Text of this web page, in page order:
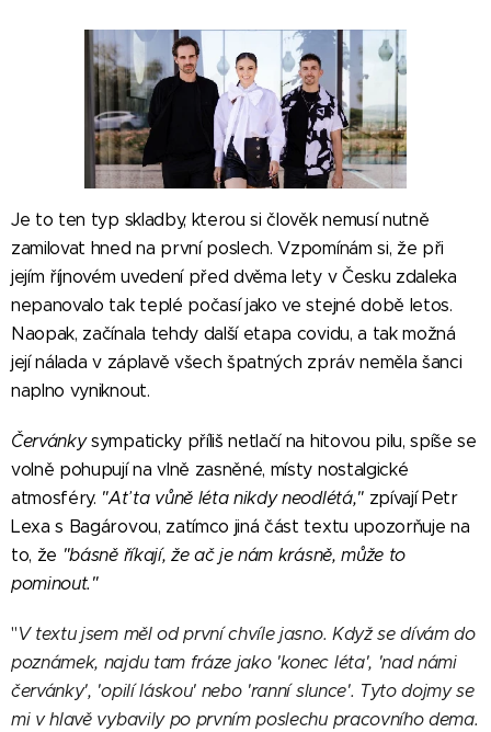
Je to ten typ skladby, kterou si člověk nemusí nutně
zamilovat hned na první poslech. Vzpomínám si, že při
jejím říjnovém uvedení před dvěma lety v Česku zdaleka
nepanovalo tak teplé počasí jako ve stejné době letos.
Naopak, začínala tehdy další etapa covidu, a tak možná
její nálada v záplavě všech špatných zpráv neměla šanci
naplno vyniknout.
Červánkysympaticky příliš netlačí na hitovou pilu, spíše se
volně pohupují na vlně zasněné, místy nostalgické
atmosféry. "Ať ta vůně léta nikdy neodlétá,"zpívají Petr
Lexa s Bagárovou, zatímco jiná část textu upozorňuje na
to, že "básně říkají, že ač je nám krásně, může to
pominout."
"V textu jsem měl od první chvíle jasno. Když se dívám do
poznámek, najdu tam fráze jako 'konec léta', 'nad námi
červánky', 'opilí láskou' nebo 'ranní slunce'. Tyto dojmy se
mi v hlavě vybavily po prvním poslechu pracovního dema.